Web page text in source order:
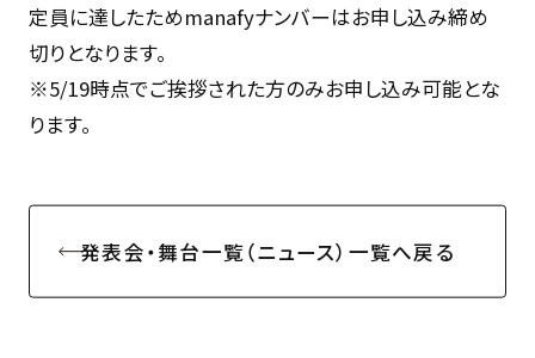
定員に達したためmanafyナンバーはお申し込み締め
切りとなります。
※5/19時点でご挨拶された方のみお申し込み可能とな
ります。
発表会・舞台一覧（ニュース）一覧へ戻る